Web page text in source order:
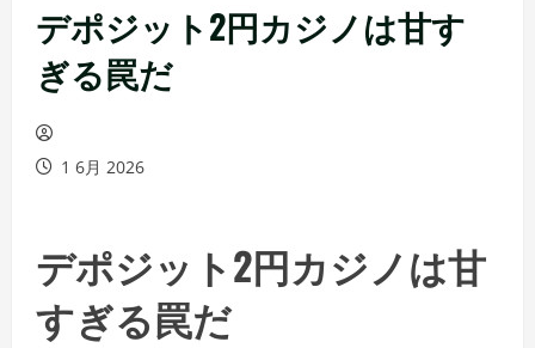
ニ
ュ
ー
デポジット2円カジノは甘す
ぎる罠だ
1 6月 2026
デポジット2円カジノは甘
すぎる罠だ